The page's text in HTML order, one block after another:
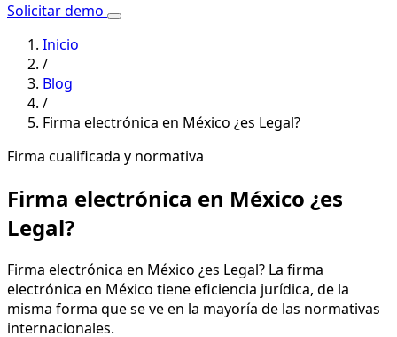
Solicitar demo
Inicio
/
Blog
/
Firma electrónica en México ¿es Legal?
Firma cualificada y normativa
Firma electrónica en México ¿es
Legal?
Firma electrónica en México ¿es Legal? La firma
electrónica en México tiene eficiencia jurídica, de la
misma forma que se ve en la mayoría de las normativas
internacionales.